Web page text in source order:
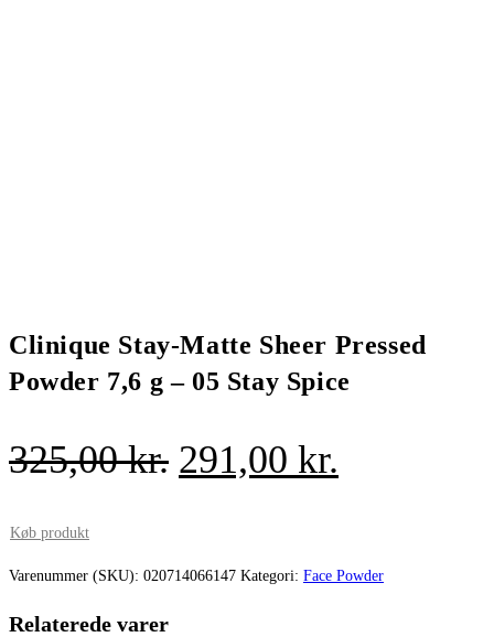
Clinique Stay-Matte Sheer Pressed
Powder 7,6 g – 05 Stay Spice
325,00kr. Den
var:
291,00 kr.
er:
Køb produkt
Varenummer (SKU): 020714066147 Kategori: Face Powder
Relaterede varer